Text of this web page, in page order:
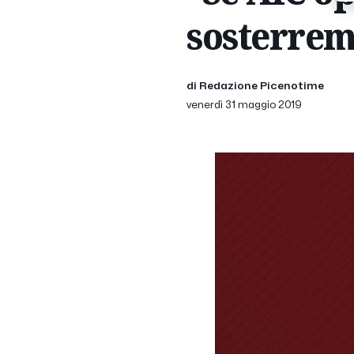
di Redazione Picenotime
venerdì 31 maggio 2019